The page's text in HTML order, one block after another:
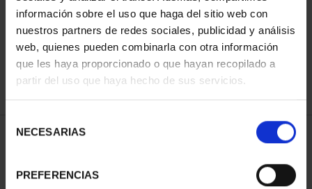
información sobre el uso que haga del sitio web con
nuestros partners de redes sociales, publicidad y análisis
web, quienes pueden combinarla con otra información
que les haya proporcionado o que hayan recopilado a
partir del uso que haya hecho de sus servicios.
NECESARIAS
PREFERENCIAS
REFINAR
1 Productos encontrados